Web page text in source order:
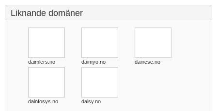
Liknande domäner
daimlers.no daimyo.no dainese.no
dainfosys.no daisy.no